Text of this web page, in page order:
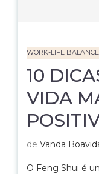
WORK-LIFE BALANCE
10
VIDA
de Vanda
O Feng Shui é